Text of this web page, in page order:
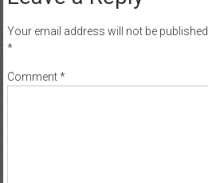
Your email address will not be published.
*
Comment*